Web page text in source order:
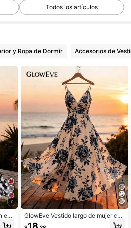
Todos los artículos
y Ropa de Dormir Accesorios de
7
est
GlowEve Vestido largo de mujer con
estampado floral azul, tirantes fino